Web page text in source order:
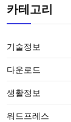
카테고리
기술정보
다운로드
생활정보
워드프레스